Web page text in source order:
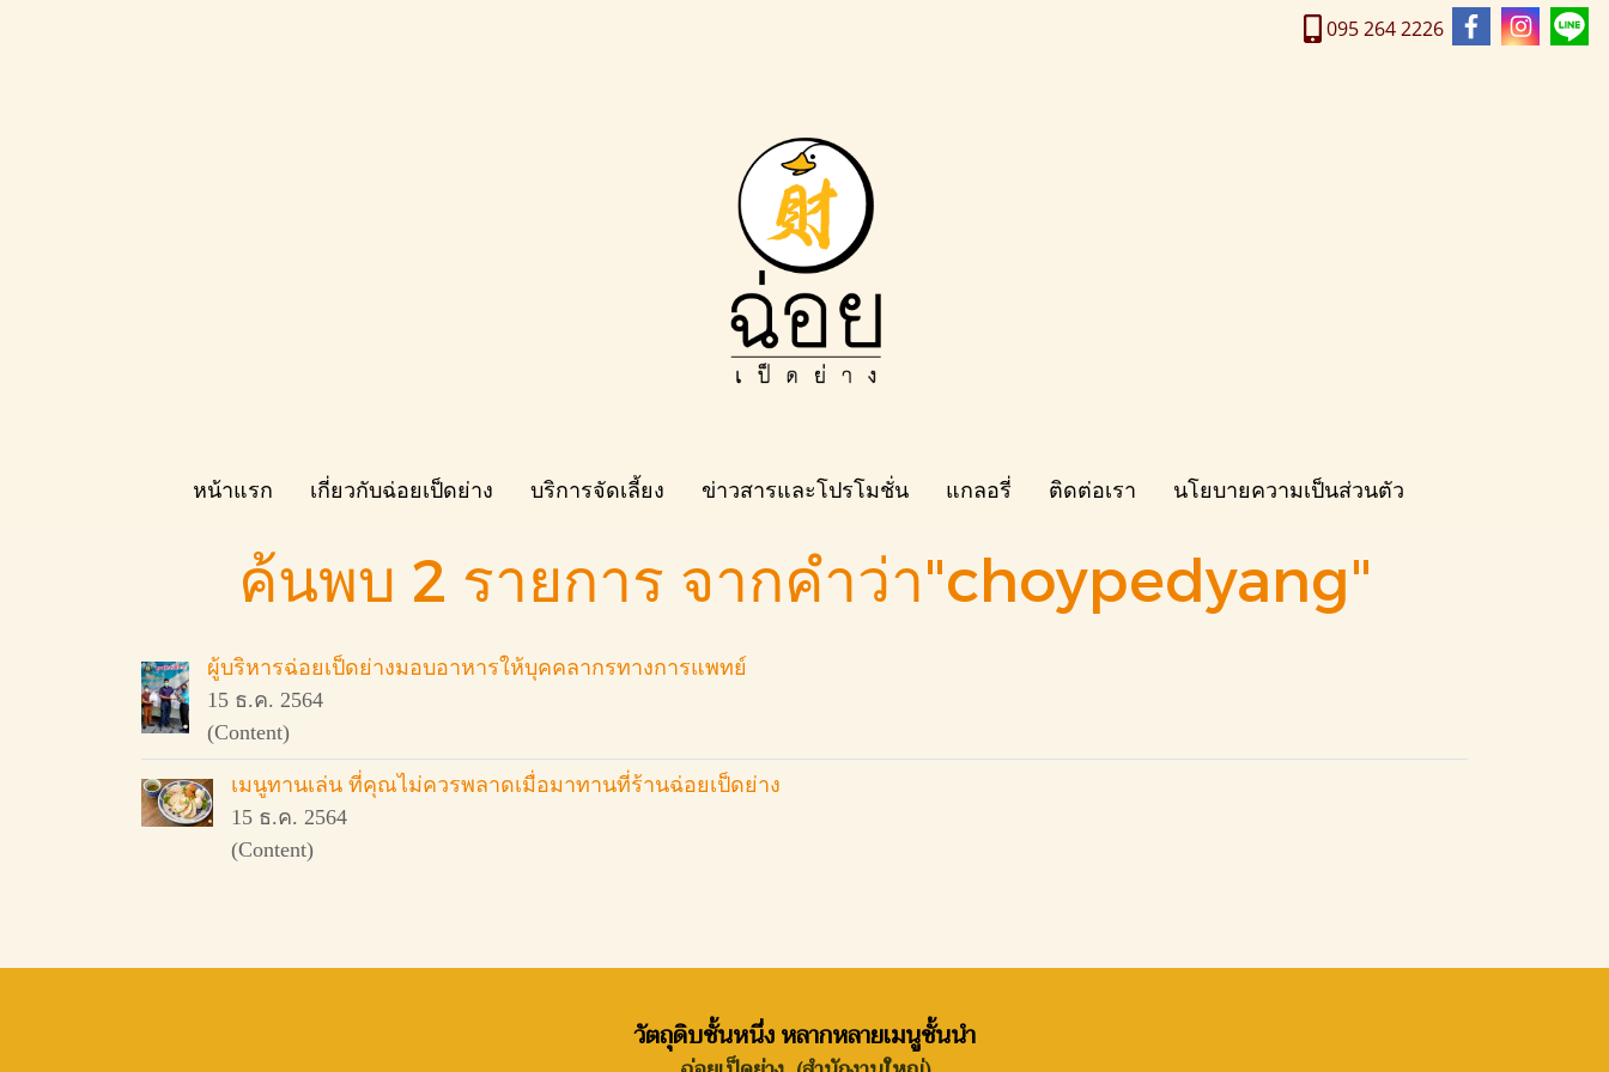
095 264 2226
หน้าแรก เกี่ยวกับฉ่อยเป็ดย่าง บริการจัดเลี้ยง ข่าวสารและโปรโมชั่น แกลอรี่ ติดต่อเรา นโยบายความเป็นส่วนตัว
ค้นพบ 2 รายการ จากคำว่า"choypedyang"
ผู้บริหารฉ่อยเป็ดย่างมอบอาหารให้บุคคลากรทางการแพทย์
15 ธ.ค. 2564
(Content)
เมนูทานเล่น ที่คุณไม่ควรพลาดเมื่อมาทานที่ร้านฉ่อยเป็ดย่าง
15 ธ.ค. 2564
(Content)
วัตถุดิบชั้นหนึ่ง หลากหลายเมนูชั้นนำ